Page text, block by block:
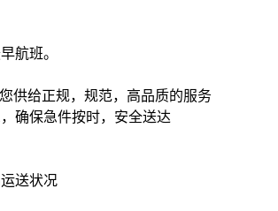
航班。
供给正规，规范，高品质的服务
确保急件按时，安全送达
送状况